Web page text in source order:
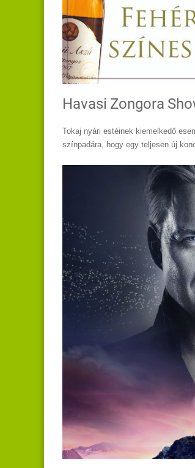
Havasi Zongora
Tokaj nyári estéinek kiemelkedő
színpadára, hogy egy teljesen új